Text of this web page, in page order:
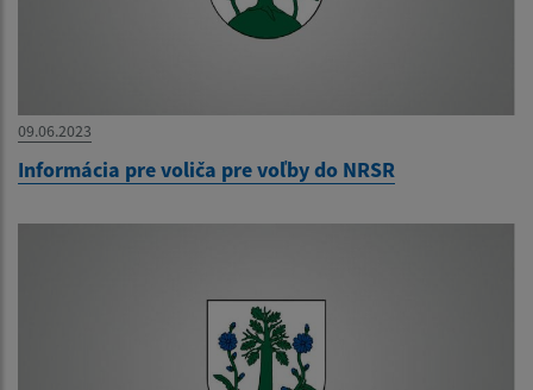
09.06.2023
Informácia pre voliča pre voľby do NRSR